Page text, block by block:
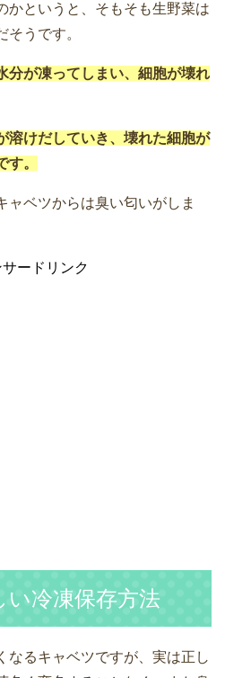
かというと、そもそも生野菜は
うです。
分が凍ってしまい、細胞が壊れ
溶けだしていき、壊れた細胞が
。
ャベツからは臭い匂いがしま
サードリンク
冷凍保存方法
なるキャベツですが、実は正し